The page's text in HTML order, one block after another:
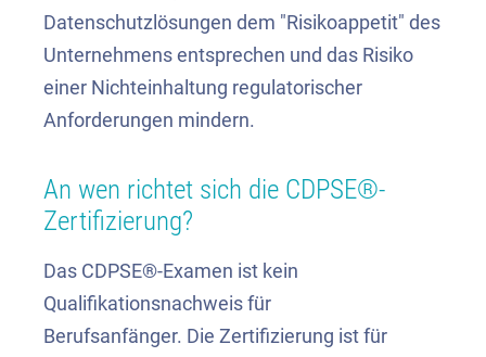
Datenschutzlösungen dem "Risikoappetit" des
Unternehmens entsprechen und das Risiko
einer Nichteinhaltung regulatorischer
Anforderungen mindern.
An wen richtet sich die CDPSE®-
Zertifizierung?
Das CDPSE®-Examen ist kein
Qualifikationsnachweis für
Berufsanfänger. Die Zertifizierung ist für